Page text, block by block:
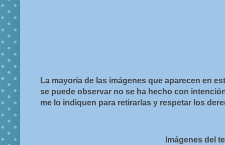
La mayoría de las imágenes que aparecen en
se puede observar no se ha hecho con
me lo indiquen para retirarlas y respetar los
Imágenes del